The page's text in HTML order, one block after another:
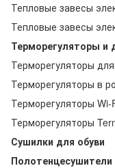
Тепловые завесы
Тепловые завесы
Терморегуляторы и
Терморегуляторы
Терморегуляторы в
Терморегуляторы
Терморегуляторы
Сушилки для обуви
Полотенцесушители